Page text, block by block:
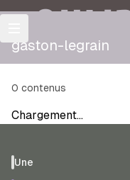
gaston-legrain
0 contenus
Chargement…
Une